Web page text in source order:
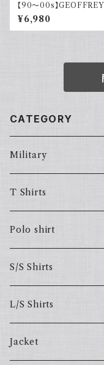
【90～00s】
NE コットンリネンショー
タック カーキグリーン フェ
古着
¥6,980
CATEGORY
Military
T Shirts
Polo shirt
S/S Shirts
L/S Shirts
Jacket